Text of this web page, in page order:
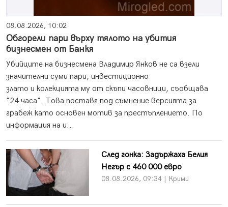
08.08.2026, 10:02
Обгорели пари върху тялото на убития
бизнесмен от Банкя
Убийците на бизнесмена Владимир Янков не са взели
значителни суми пари, инвестиционно
злато и колекцията му от скъпи часовници, съобщава
"24 часа". Това поставя под съмнение версията за
грабеж като основен мотив за престъплението. По
информация на и...
След гонка: Задържаха Белия
Негър с 460 000 евро
08.08.2026, 09:34 | Крими